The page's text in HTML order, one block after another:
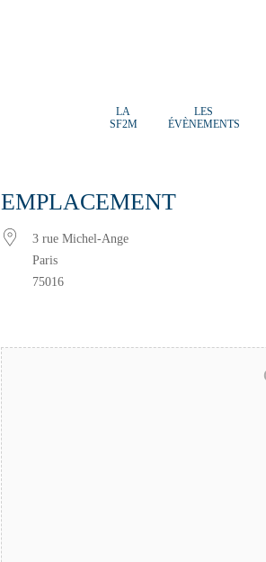
LA
SF2M
LES
ÉVÈNEMENTS
EMPLACEMENT
3 rue Michel-Ange
Paris
75016